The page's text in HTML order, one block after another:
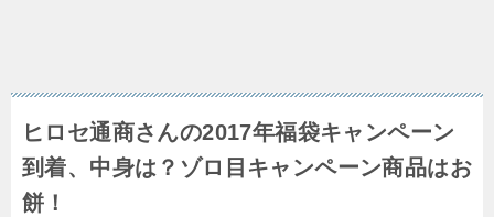
ヒロセ通商さんの2017年福袋キャンペーン
到着、中身は？ゾロ目キャンペーン商品はお
餅！